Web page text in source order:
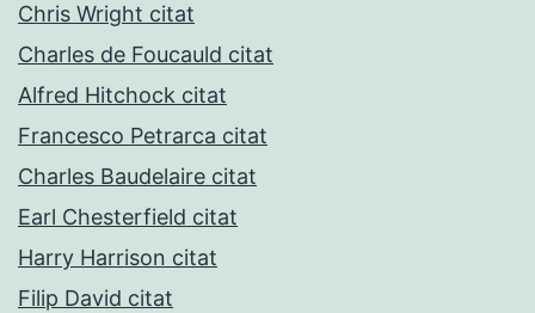
Chris Wright citat
Charles de Foucauld citat
Alfred Hitchock citat
Francesco Petrarca citat
Charles Baudelaire citat
Earl Chesterfield citat
Harry Harrison citat
Filip David citat